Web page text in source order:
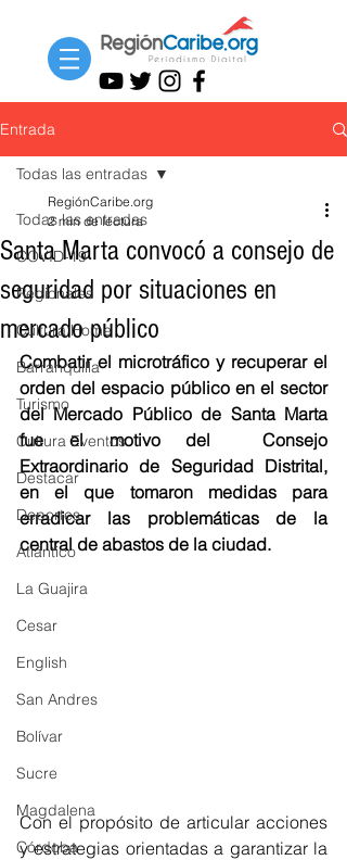
Entrada
Todas las entradas
COVID-19
Regionales
Cultura Home
Barranquilla
Turismo
Cultura Eventos
Destacar
Deportes
Atlántico
La Guajira
Cesar
English
San Andres
Bolívar
Sucre
Magdalena
Córdoba
Todas las entradas
Santa Marta convocó a consejo de
seguridad por situaciones en
mercado público
RegiónCaribe.org
2 min de lectura
Combatir el microtráfico y recuperar el
orden del espacio público en el sector
del Mercado Público de Santa Marta
fue el motivo del  Consejo
Extraordinario de Seguridad Distrital,
en el que tomaron medidas para
erradicar las problemáticas de la
central de abastos de la ciudad.
Con el propósito de articular acciones
y estrategias orientadas a garantizar la